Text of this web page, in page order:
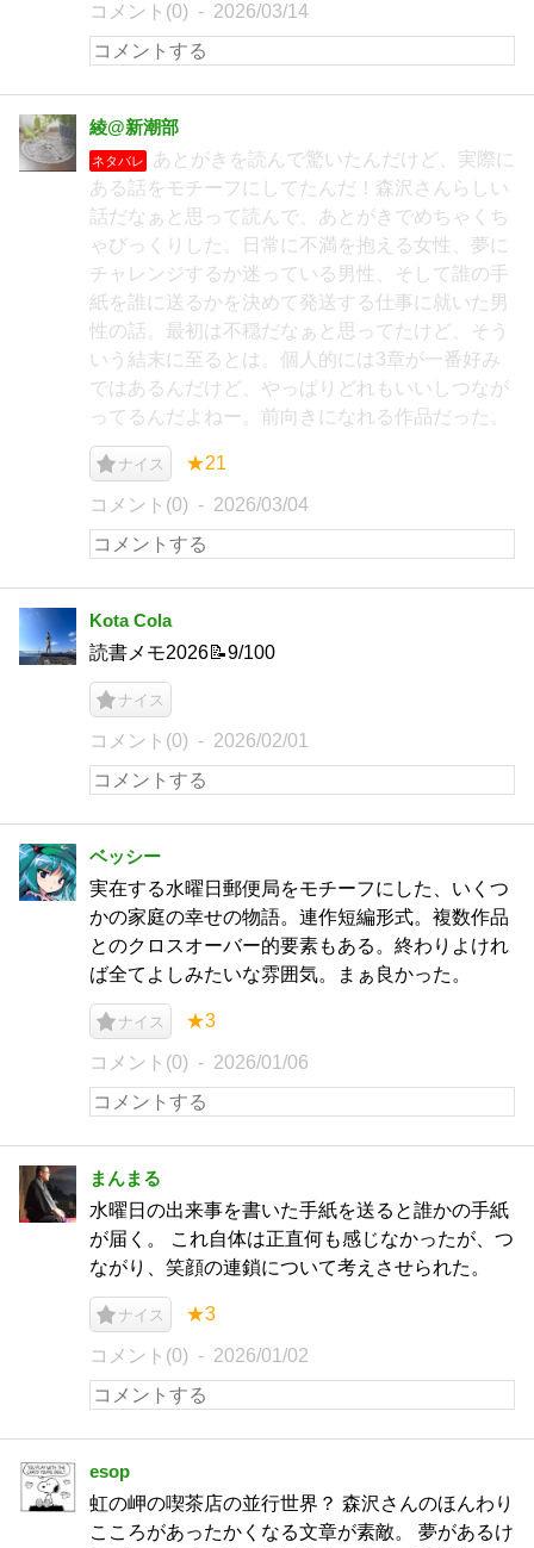
コメント(0) 2026/03/14
綾@新潮部
ネタバレ
あとがきを読んで驚いたんだけど、実際に
ある話をモチーフにしてたんだ！森沢さんらしい
話だなぁと思って読んで、あとがきでめちゃくち
ゃびっくりした。日常に不満を抱える女性、夢に
チャレンジするか迷っている男性、そして誰の手
紙を誰に送るかを決めて発送する仕事に就いた男
性の話。最初は不穏だなぁと思ってたけど、そう
いう結末に至るとは。個人的には3章が一番好み
ではあるんだけど、やっぱりどれもいいしつなが
ってるんだよねー。前向きになれる作品だった。
ナイス ★21
コメント(0) 2026/03/04
Kota Cola
読書メモ2026📝9/100
ナイス
コメント(0) 2026/02/01
ベッシー
実在する水曜日郵便局をモチーフにした、いくつ
かの家庭の幸せの物語。連作短編形式。複数作品
とのクロスオーバー的要素もある。終わりよけれ
ば全てよしみたいな雰囲気。まぁ良かった。
ナイス ★3
コメント(0) 2026/01/06
まんまる
水曜日の出来事を書いた手紙を送ると誰かの手紙
が届く。 これ自体は正直何も感じなかったが、つ
ながり、笑顔の連鎖について考えさせられた。
ナイス ★3
コメント(0) 2026/01/02
esop
虹の岬の喫茶店の並行世界？ 森沢さんのほんわり
こころがあったかくなる文章が素敵。 夢があるけ